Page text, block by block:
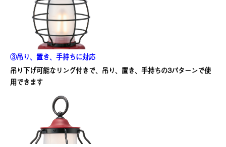
③吊り、置き、手持ちに対応
吊り下げ可能なリング付きで、吊り、置き、手持ちの3パターンで使
用できます